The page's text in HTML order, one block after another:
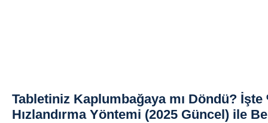
Tabletiniz Kaplumbağaya mı Döndü? İşte
Hızlandırma Yöntemi (2025 Güncel) ile